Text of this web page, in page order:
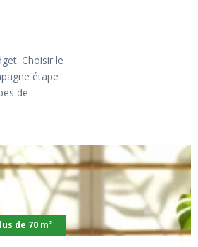
Choisir le
étape
de
de 70 m²